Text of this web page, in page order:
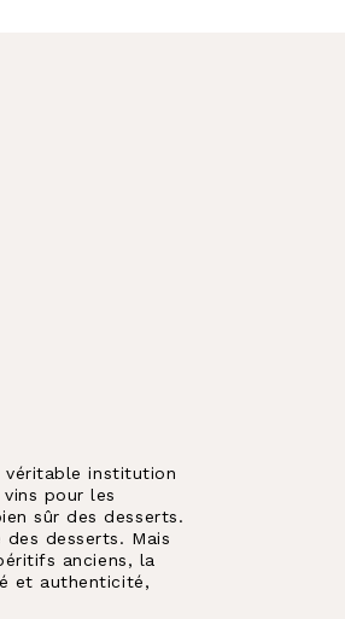
véritable institution
pour les
sûr des desserts.
desserts. Mais
anciens, la
et authenticité,